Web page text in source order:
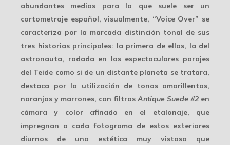
abundantes medios para lo que suele ser un
cortometraje español, visualmente, “Voice Over” se
caracteriza por la marcada distinción tonal de sus
tres historias principales: la primera de ellas, la del
astronauta, rodada en los espectaculares parajes
del Teide como si de un distante planeta se tratara,
destaca por la utilización de tonos amarillentos,
naranjas y marrones, con filtrosAntique Suede #2en
cámara y color afinado en el etalonaje, que
impregnan a cada fotograma de estos exteriores
diurnos de una estética muy vistosa que